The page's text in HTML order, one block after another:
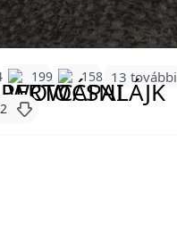
199 158 13 további